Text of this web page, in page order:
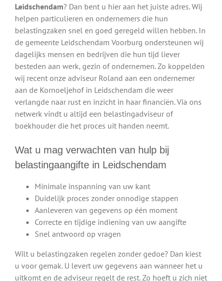
Leidschendam? Dan bent u hier aan het juiste adres. Wij
helpen particulieren en ondernemers die hun
belastingzaken snel en goed geregeld willen hebben. In
de gemeente Leidschendam Voorburg ondersteunen wij
dagelijks mensen en bedrijven die hun tijd liever
besteden aan werk, gezin of ondernemen. Zo koppelden
wij recent onze adviseur Roland aan een ondernemer
aan de Kornoeljehof in Leidschendam die weer
verlangde naar rust en inzicht in haar financiën. Via ons
netwerk vindt u altijd een belastingadviseur of
boekhouder die het proces uit handen neemt.
Wat u mag verwachten van hulp bij
belastingaangifte in Leidschendam
Minimale inspanning van uw kant
Duidelijk proces zonder onnodige stappen
Aanleveren van gegevens op één moment
Correcte en tijdige indiening van uw aangifte
Snel antwoord op vragen
Wilt u belastingzaken regelen zonder gedoe? Dan kiest
u voor gemak. U levert uw gegevens aan wanneer het u
uitkomt en de adviseur regelt de rest. Zo hoeft u zich niet